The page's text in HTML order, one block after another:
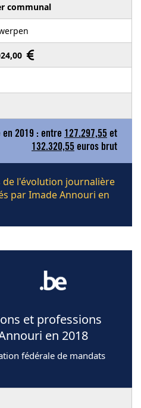
communal
en 2019 : entre 127.297,55 et
132.320,55 euros brut
l'évolution journalière
par Imade Annouri en
et professions
en 2018
fédérale de mandats